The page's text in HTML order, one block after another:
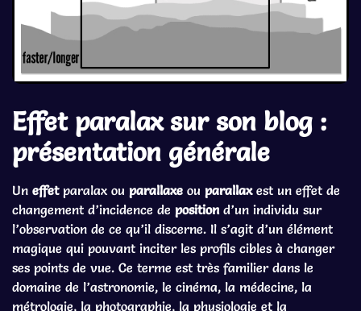
Effet paralax sur son blog :
présentation générale
Un effet paralax ou parallaxe ou parallaxest un effet de
changement d’incidence de position d’un individu sur
l’observation de ce qu’il discerne. Il s’agit d’un élément
magique qui pouvant inciter les profils cibles à changer
ses points de vue. Ce terme est très familier dans le
domaine de l’astronomie, le cinéma, la médecine, la
métrologie, la photographie, la physiologie et la